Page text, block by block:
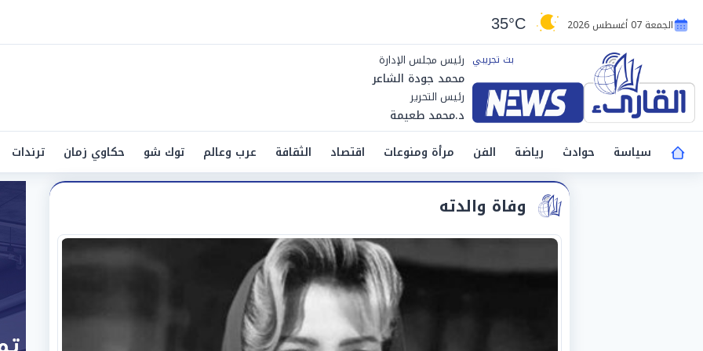
الجمعة 07 أغسطس 2026 35°C
رئيس مجلس الإدارة
محمد جودة الشاعر
رئيس التحرير
د.محمد طعيمة
سياسة
حوادث رياضة الفن مرأة ومنوعات اقتصاد الثقافة عرب وعالم توك شو حكاوي زمان ترندات
وفاة والدته